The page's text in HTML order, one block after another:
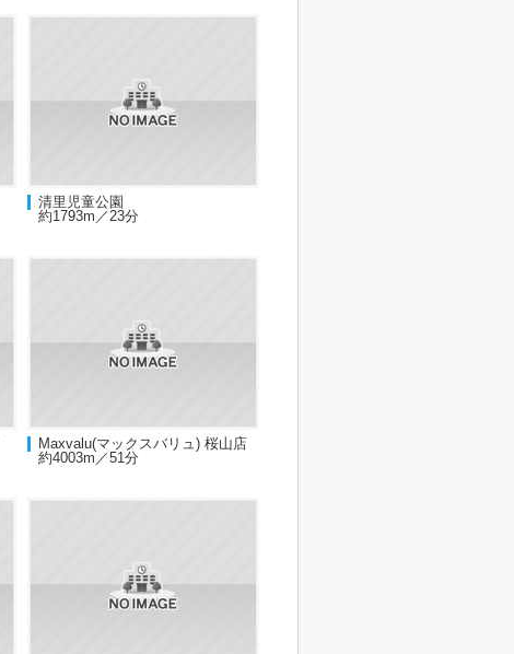
清里児童公園
約1793m／23分
Maxvalu(マックスバリュ) 桜山店
約4003m／51分